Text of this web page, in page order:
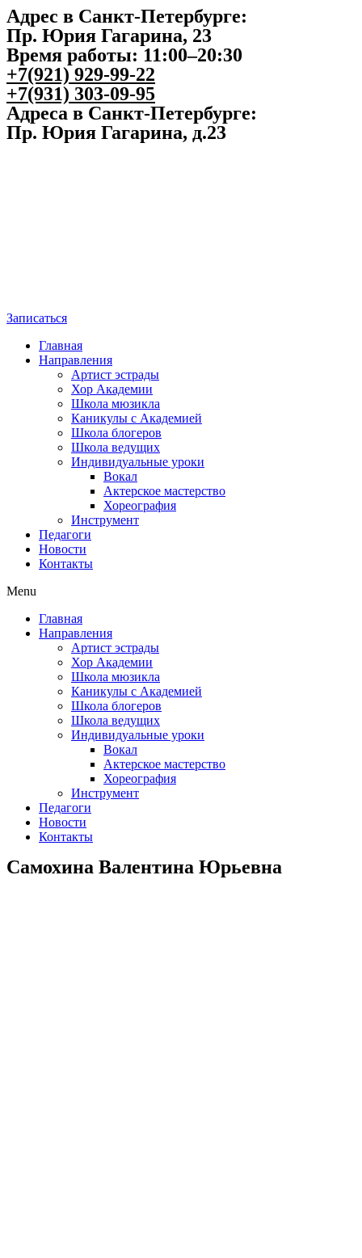
Адрес в Санкт-Петербурге:
Пр. Юрия Гагарина, 23
Время работы: 11:00–20:30
+7(921) 929-99-22
+7(931) 303-09-95
Адреса в Санкт-Петербурге:
Пр. Юрия Гагарина, д.23
Записаться
Главная
Направления
Артист эстрады
Хор Академии
Школа мюзикла
Каникулы с Академией
Школа блогеров
Школа ведущих
Индивидуальные уроки
Вокал
Актерское мастерство
Хореография
Инструмент
Педагоги
Новости
Контакты
Menu
Главная
Направления
Артист эстрады
Хор Академии
Школа мюзикла
Каникулы с Академией
Школа блогеров
Школа ведущих
Индивидуальные уроки
Вокал
Актерское мастерство
Хореография
Инструмент
Педагоги
Новости
Контакты
Самохина Валентина Юрьевна